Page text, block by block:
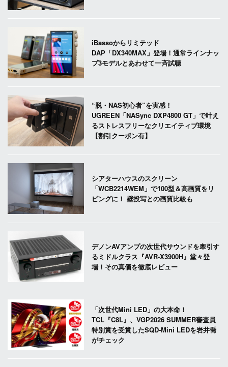
iBassoからリミテッド
DAP「DX340MAX」登場！通常ラインナッ
プ3モデルとあわせて一斉試聴
“脱・NAS初心者”を実感！
UGREEN「NASync DXP4800 GT」で叶え
るストレスフリーなクリエイティブ環境
【割引クーポン有】
シアターハウスのスクリーン
「WCB2214WEM」で100型＆高画質をリ
ビングに！ 壁投写との画質比較も
デノンAVアンプの次世代サウンドを牽引す
るミドルクラス『AVR-X3900H』堂々登
場！その真価を徹底レビュー
「次世代Mini LED」の大本命！
TCL『C8L』、VGP2026 SUMMER審査員
特別賞を受賞したSQD-Mini LEDを岩井喬
がチェック